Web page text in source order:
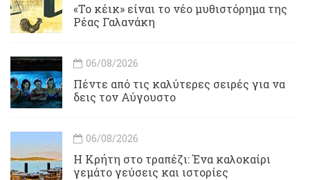
«Το κέικ» είναι το νέο μυθιστόρημα της
Ρέας Γαλανάκη
06/08/2026
Πέντε από τις καλύτερες σειρές για να
δεις τον Αύγουστο
06/08/2026
Η Κρήτη στο τραπέζι: Ένα καλοκαίρι
γεμάτο γεύσεις και ιστορίες